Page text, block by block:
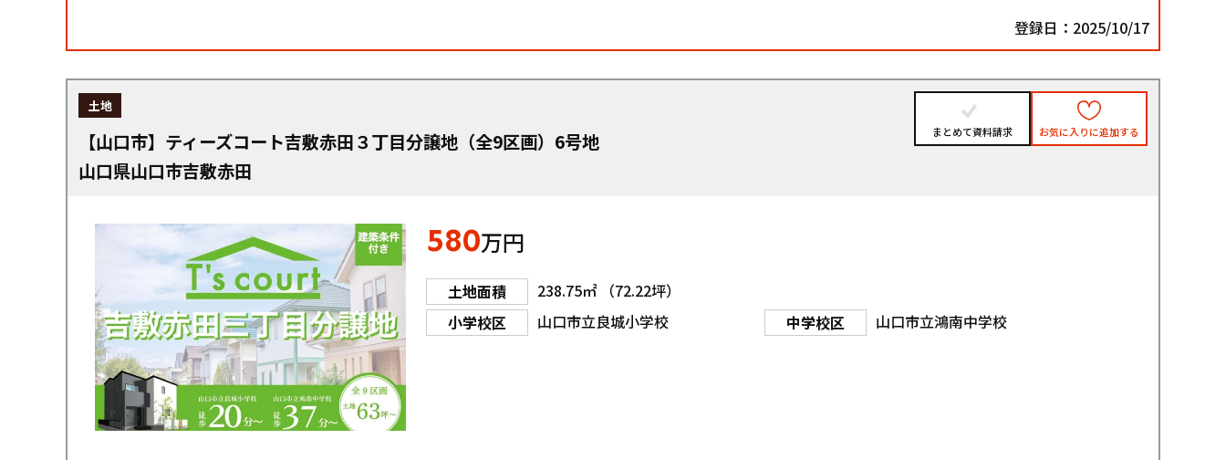
登録日：2025/10/17
土地
【山口市】ティーズコート吉敷赤田３丁目分譲地（全9区画）6号地
山口県山口市吉敷赤田
まとめて資料請求 お気に入りに追加する
580万円
土地面積
238.75㎡ （72.22坪）
小学校区
山口市立良城小学校 中学校区 山口市立鴻南中学校